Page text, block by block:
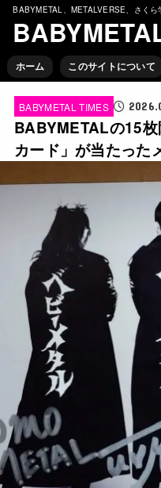
BABYMETAL、METALVERSE、さく
ホーム このサイトについて
BABYMETAL TIMES
BABYMETALの15
カード」が当たった